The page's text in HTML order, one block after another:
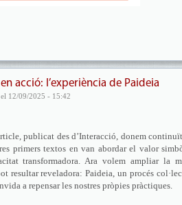
acció: l’experiència de Paideia
el 12/09/2025 - 15:42
publicat des d’Interacció, donem
primers textos en van abordar el valor
transformadora. Ara volem ampliar la
resultar reveladora: Paideia, un procés
a repensar les nostres pròpies pràctiques.